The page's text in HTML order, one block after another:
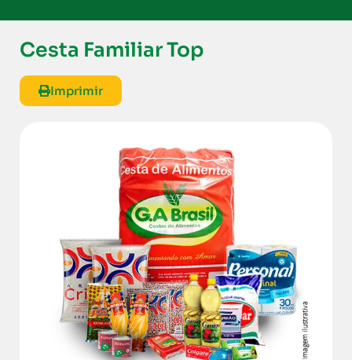
Cesta Familiar Top
Imprimir